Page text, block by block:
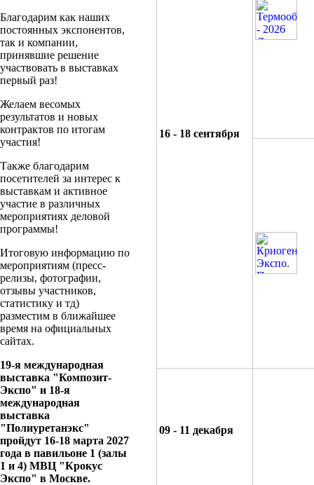
Благодарим как наших
постоянных экспонентов,
так и компании,
принявшие решение
участвовать в выставках
первый раз!
Желаем весомых
результатов и новых
контрактов по итогам
участия!
Также благодарим
посетителей за интерес к
выставкам и активное
участие в различных
мероприятиях деловой
программы!
Итоговую информацию по
мероприятиям (пресс-
релизы, фотографии,
отзывы участников,
статистику и тд)
разместим в ближайшее
время на официальных
сайтах.
19-я международная
выставка "Композит-
Экспо" и 18-я
международная
выставка
"Полиуретанэкс"
пройдут 16-18 марта 2027
года в павильоне 1 (залы
1 и 4) МВЦ "Крокус
Экспо" в Москве.
16 - 18 сентября
09 - 11 декабря